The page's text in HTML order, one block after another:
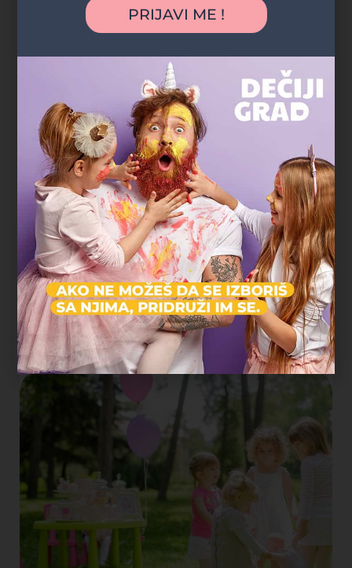
U komšiluku
"Najveća prednost bila je što nismo morali
nigde da mrdnemo. Rođendan je
organizovan u parku blizu naše zgrade,
deca su se igrala satima, a komšije i
prijatelji su mogli lako da nam se pridruže.
Baš jednostavno, opušteno i bez stresa."
Marko R.
tatasaurus
PRIJAVI ME !